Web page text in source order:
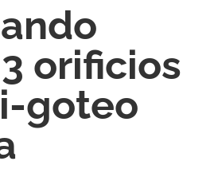
orificios
goteo